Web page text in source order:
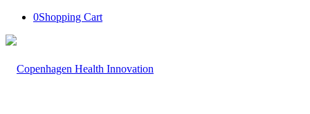
0Shopping Cart